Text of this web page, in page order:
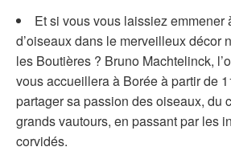
Et si vous vous laissiez emmener
d’oiseaux dans le merveilleux décor
les Boutières ? Bruno Machtelinck,
vous accueillera à Borée à partir de
partager sa passion des oiseaux, du
grands vautours, en passant par les
corvidés.